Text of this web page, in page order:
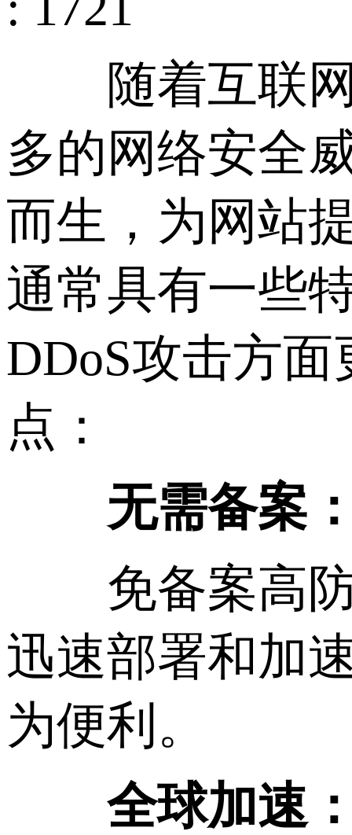
随着互联网
多的网络安全
而生，为网站
通常具有一些
DDoS攻击方
点：
无需备案
免备案高防
迅速部署和加
为便利。
全球加速